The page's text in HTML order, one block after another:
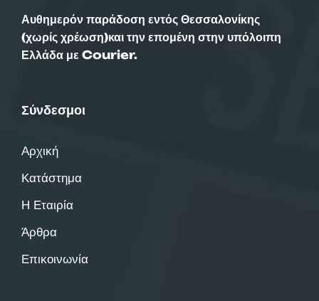
Αυθημερόν παράδοση εντός Θεσσαλονίκης
(χωρίς χρέωση)και την επομένη στην υπόλοιπη
Ελλάδα με Courier.
Σύνδεσμοι
Αρχική
Κατάστημα
Η Εταιρία
Άρθρα
Επικοινωνία